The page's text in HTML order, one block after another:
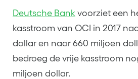
Deutsche Bank voorziet een
kasstroom van OCI in 2017
dollar en naar 660 miljoen
bedroeg de vrije kasstroom
miljoen dollar.